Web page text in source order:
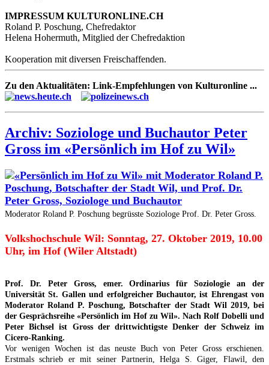
IMPRESSUM KULTURONLINE.CH
Roland P. Poschung, Chefredaktor
Helena Hohermuth, Mitglied der Chefredaktion
Kooperation mit diversen Freischaffenden.
Zu den Aktualitäten: Link-Empfehlungen von Kulturonline ...
Archiv: Soziologe und Buchautor Peter
Gross im «Persönlich im Hof zu Wil»
Moderator Roland P. Poschung begrüsste Soziologe Prof. Dr. Peter Gross.
Volkshochschule Wil: Sonntag, 27. Oktober 2019, 10.00
Uhr, im Hof (Wiler Altstadt)
Prof. Dr. Peter Gross, emer. Ordinarius für Soziologie an der
Universität St. Gallen und erfolgreicher Buchautor, ist Ehrengast von
Moderator Roland P. Poschung, Botschafter der Stadt Wil 2019, bei
der Gesprächsreihe «Persönlich im Hof zu Wil». Nach Rolf Dobelli und
Peter Bichsel ist Gross der drittwichtigste Denker der Schweiz im
Cicero-Ranking.
Vor wenigen Wochen ist das neuste Buch von Peter Gross erschienen.
Erstmals schrieb er mit seiner Partnerin, Helga S. Giger, Flawil, den